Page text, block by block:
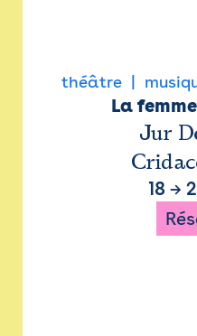
théâtre
La
Jur
18 →